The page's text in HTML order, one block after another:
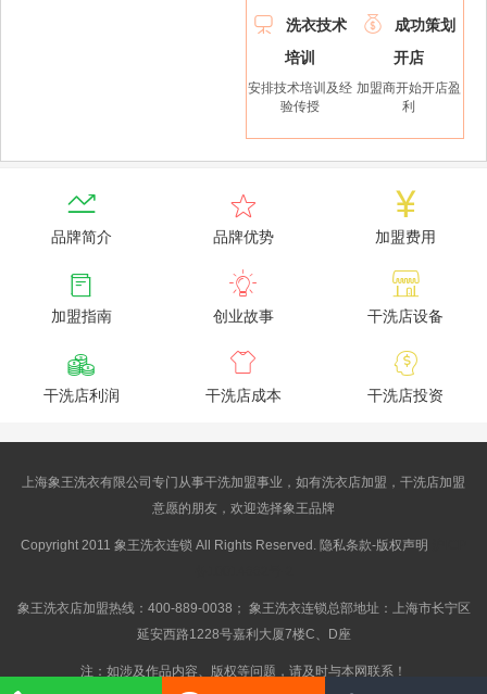

洗衣技术
培训
安排技术培训及经
验传授

成功策划
开店
加盟商开始开店盈
利

品牌简介

品牌优势

加盟费用

加盟指南

创业故事

干洗店设备

干洗店利润

干洗店成本

干洗店投资
上海象王洗衣有限公司专门从事干洗加盟事业，如有洗衣店加盟，干洗店加盟
意愿的朋友，欢迎选择象王品牌
Copyright 2011 象王洗衣连锁 All Rights Reserved. 隐私条款-版权声明
象王洗衣店加盟热线：400-889-0038； 象王洗衣连锁总部地址：上海市长宁区
延安西路1228号嘉利大厦7楼C、D座
注：如涉及作品内容、版权等问题，请及时与本网联系！